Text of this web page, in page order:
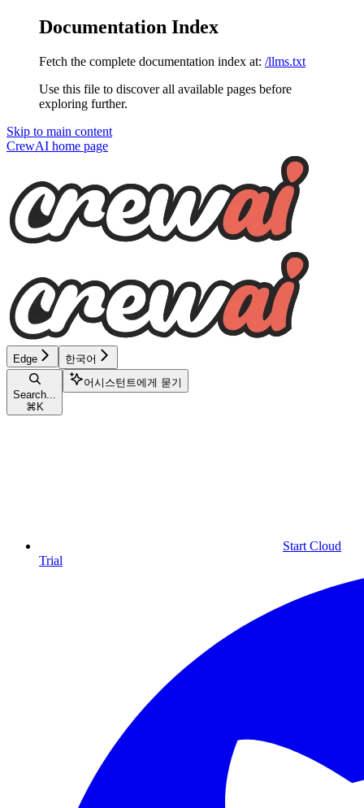
Documentation Index
Fetch the complete documentation index at: /llms.txt
Use this file to discover all available pages before
exploring further.
Skip to main content
CrewAI home page
Edge 한국어
Search...
⌘ K
어시스턴트에게 묻기
Start Cloud
Trial